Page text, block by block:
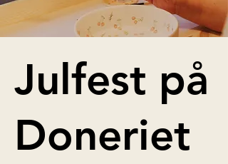
Julfest på
Doneriet